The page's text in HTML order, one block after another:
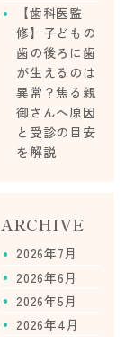
【歯科医監
修】子どもの
歯の後ろに歯
が生えるのは
異常？焦る親
御さんへ原因
と受診の目安
を解説
ARCHIVE
2026年7月
2026年6月
2026年5月
2026年4月